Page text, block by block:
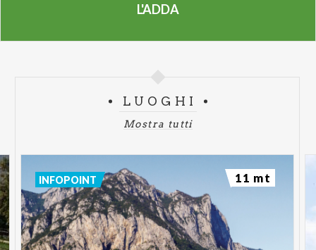
L'ADDA
LUOGHI
Mostra tutti
INFOPOINT 11 mt